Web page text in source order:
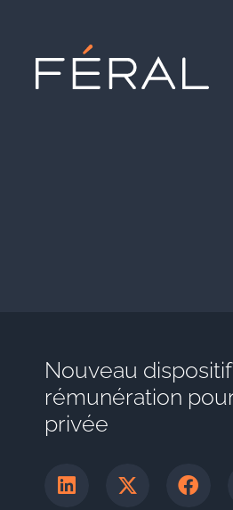
Nouveau
rémunération
privée